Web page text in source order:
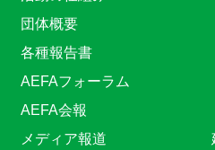
団体概要
各種報告書
AEFAフォーラム
AEFA会報
メディア報道